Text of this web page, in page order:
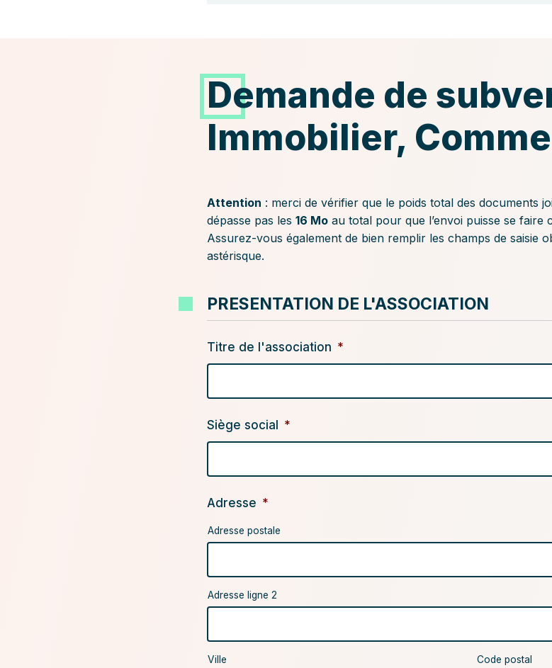
Demande de
Immobilier,
Attention : merci de vérifier que le poids total des documents
dépasse pas les 16 Mo au total pour que l’envoi puisse se faire
Assurez-vous également de bien remplir les champs de saisie
astérisque.
PRESENTATION DE L'ASSOCIATION
Titre de l'association *
Siège social *
Adresse *
Adresse postale
Adresse ligne 2
Ville Code postal